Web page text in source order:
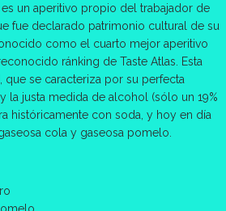
un aperitivo propio del trabajador de
fue declarado patrimonio cultural de su
como el cuarto mejor aperitivo
ránking de Taste Atlas. Esta
se caracteriza por su perfecta
la justa medida de alcohol (sólo un 19%
históricamente con soda, y hoy en día
cola y gaseosa pomelo.